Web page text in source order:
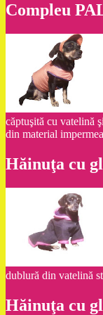
Compleu
căptuşită cu vatelină
din material
Hăinuţa cu
dublură din vatelină
Hăinuţa cu